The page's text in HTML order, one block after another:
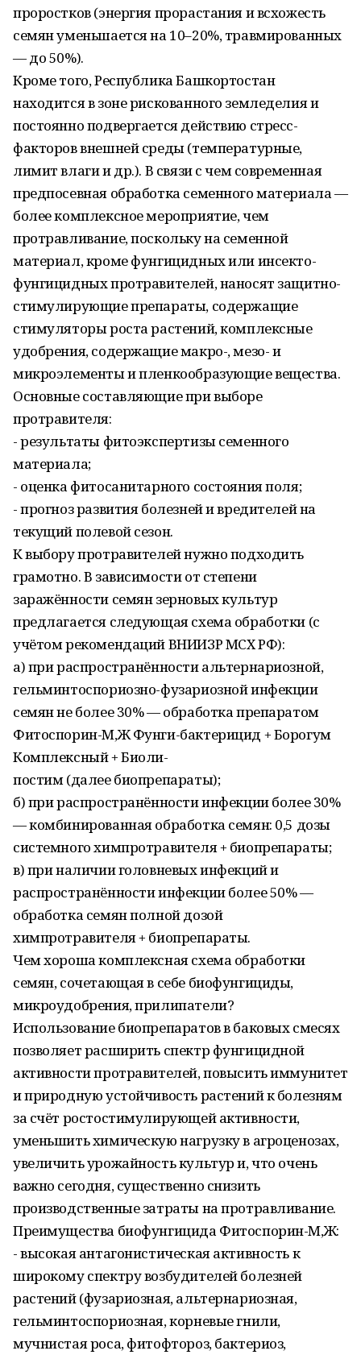
проростков (энергия прорастания и всхожесть
семян уменьшается на 10–20%, травмированных
— до 50%).
Кроме того, Республика Башкортостан
находится в зоне рискованного земледелия и
постоянно подвергается действию стресс-
факторов внешней среды (температурные,
лимит влаги и др.). В связи с чем современная
предпосевная обработка семенного материала —
более комплексное мероприятие, чем
протравливание, поскольку на семенной
материал, кроме фунгицидных или инсекто-
фунгицидных протравителей, наносят защитно-
стимулирующие препараты, содержащие
стимуляторы роста растений, комплексные
удобрения, содержащие макро-, мезо- и
микроэлементы и пленкообразующие вещества.
Основные составляющие при выборе
протравителя:
- результаты фитоэкспертизы семенного
материала;
- оценка фитосанитарного состояния поля;
- прогноз развития болезней и вредителей на
текущий полевой сезон.
К выбору протравителей нужно подходить
грамотно. В зависимости от степени
заражённости семян зерновых культур
предлагается следующая схема обработки (с
учётом рекомендаций ВНИИЗР МСХ РФ):
а) при распространённости альтернариозной,
гельминтоспориозно-фузариозной инфекции
семян не более 30% — обработка препаратом
Фитоспорин-М,Ж Фунги-бактерицид + Борогум
Комплексный + Биоли-
постим (далее биопрепараты);
б) при распространённости инфекции более 30%
— комбинированная обработка семян: 0,5 дозы
системного химпротравителя + биопрепараты;
в) при наличии головневых инфекций и
распространённости инфекции более 50% —
обработка семян полной дозой
химпротравителя + биопрепараты.
Чем хороша комплексная схема обработки
семян, сочетающая в себе биофунгициды,
микроудобрения, прилипатели?
Использование биопрепаратов в баковых смесях
позволяет расширить спектр фунгицидной
активности протравителей, повысить иммунитет
и природную устойчивость растений к болезням
за счёт ростостимулирующей активности,
уменьшить химическую нагрузку в агроценозах,
увеличить урожайность культур и, что очень
важно сегодня, существенно снизить
производственные затраты на протравливание.
Преимущества биофунгицида Фитоспорин-М,Ж:
- высокая антагонистическая активность к
широкому спектру возбудителей болезней
растений (фузариозная, альтернариозная,
гельминтоспориозная, корневые гнили,
мучнистая роса, фитофтороз, бактериоз,